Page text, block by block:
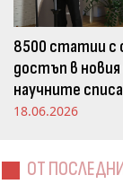
8500 статии с
достъп в
научните
Издателство
18.06.2026
ОТ